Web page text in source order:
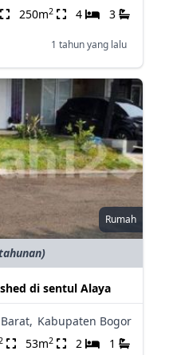
250m2 4 3
1 tahun yang lalu
Rumah
di sentul Alaya
Kabupaten Bogor
53m2 2 1